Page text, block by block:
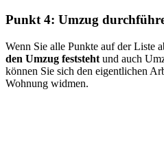
Punkt 4: Umzug
Wenn Sie alle Punkte auf der Liste
den Umzug feststeht und auch
können Sie sich den eigentlichen
Wohnung widmen.